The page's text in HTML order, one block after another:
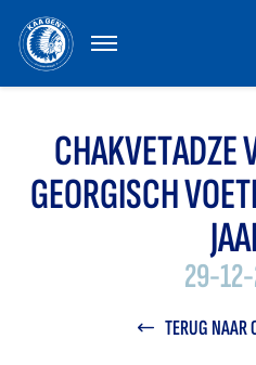
MENU
CHAKVETADZE
GEORGISCH
29-
TERUG NAAR